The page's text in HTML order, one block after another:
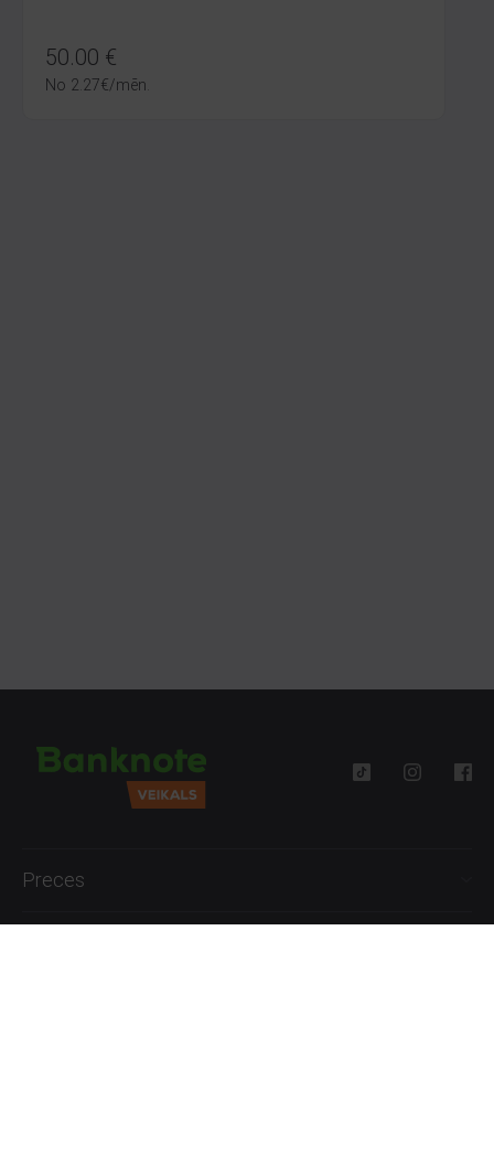
50.00 €
No 2.27€/mēn.
Preces